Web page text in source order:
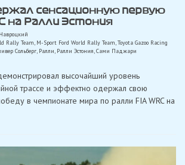
сенсационную первую
на Ралли Эстония
Rally Team, M-Sport Ford World Rally Team,Toyota Gazoo Racing
Сольберг, Ралли, Ралли Эстония,Сами Паджари
высочайший уровень
трассе и эффектно одержал свою
в чемпионате мира по ралли FIA WRC на